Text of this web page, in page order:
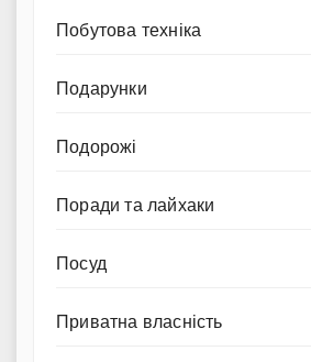
Побутова техніка
Подарунки
Подорожі
Поради та лайхаки
Посуд
Приватна власність